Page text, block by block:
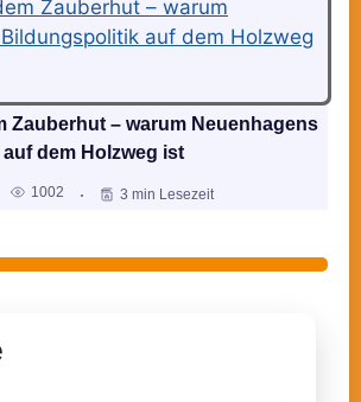
Zauberhut – warum Neuenhagens
dem Holzweg ist
1002 3 min Lesezeit